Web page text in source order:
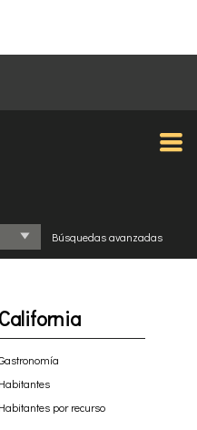
Búsquedas avanzadas
Habitantes
Habitantes por recurso